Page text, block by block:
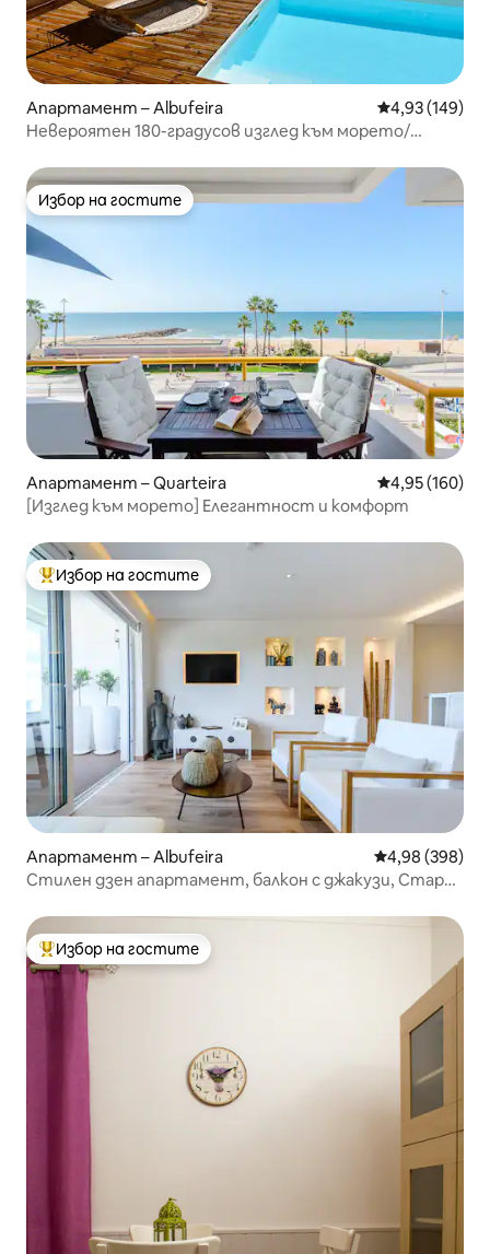
Апартамент – Albufeira Средна
4,93 (149)
Невероятен 180-градусов изглед към морето/
Избор на гостите
Избор на гостите
Апартамент – Quarteira Средна
4,95 (160)
[Изглед към морето] Елегантност и комфорт
Най-популярен избор на гостите
Избор на гостите
Апартамент – Albufeira Средна
4,98 (398)
Стилен дзен апартамент, балкон с джакузи, Стария
Най-популярен избор на гостите
Избор на гостите